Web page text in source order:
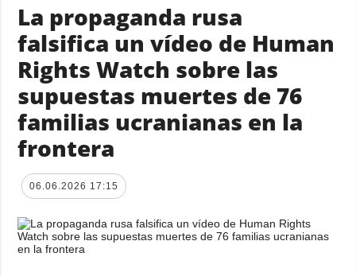
La propaganda rusa
falsifica un vídeo de Human
Rights Watch sobre las
supuestas muertes de 76
familias ucranianas en la
frontera
06.06.2026 17:15